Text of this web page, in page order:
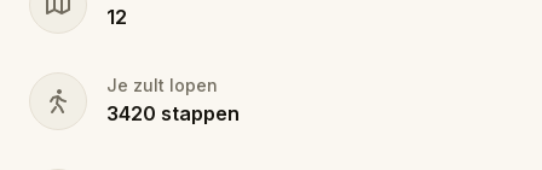
12
Je zult lopen
3420 stappen